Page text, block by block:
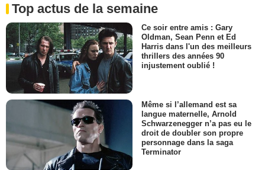
Top actus de la semaine
Ce soir entre amis : Gary
Oldman, Sean Penn et Ed
Harris dans l'un des meilleurs
thrillers des années 90
injustement oublié !
Même si l’allemand est sa
langue maternelle, Arnold
Schwarzenegger n’a pas eu le
droit de doubler son propre
personnage dans la saga
Terminator